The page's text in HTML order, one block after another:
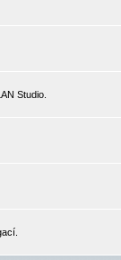
Studio.